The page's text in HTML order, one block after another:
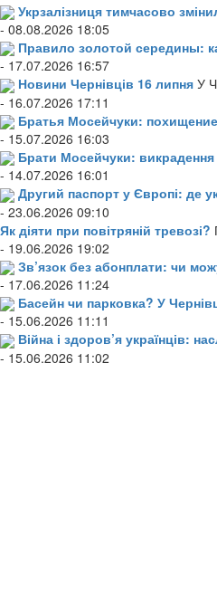
Укрзалізниця тимчасово
- 08.08.2026 18:05
Правило золотой середины:
- 17.07.2026 16:57
Новини Чернівців 16 липня У
- 16.07.2026 17:11
Братья Мосейчуки:
- 15.07.2026 16:03
Брати Мосейчуки:
- 14.07.2026 16:01
Другий паспорт у Європі: де
- 23.06.2026 09:10
Як діяти при повітряній тревозі?
- 19.06.2026 19:02
Зв’язок без абонплати: чи
- 17.06.2026 11:24
Басейн чи парковка? У
- 15.06.2026 11:11
Війна і здоров’я українців:
- 15.06.2026 11:02